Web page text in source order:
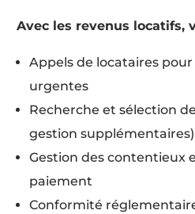
Avec les revenus locatifs,
Appels de locataires
urgentes
Recherche et sélection
gestion supplémentaires)
Gestion des contentieux
paiement
Conformité